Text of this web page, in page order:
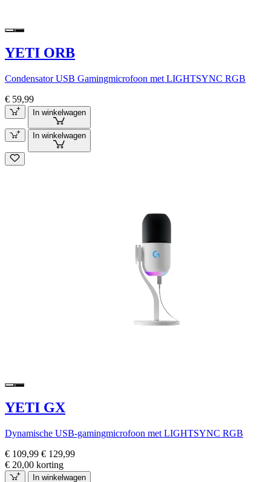
YETI ORB
Condensator USB Gamingmicrofoon met LIGHTSYNC RGB
€ 59,99
In winkelwagen
In winkelwagen
YETI GX
Dynamische USB-gamingmicrofoon met LIGHTSYNC RGB
€ 109,99 € 129,99
€ 20,00 korting
In winkelwagen